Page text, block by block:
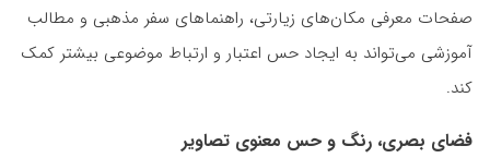
صفحات معرفی مکان‌های زیارتی، راهنماهای سفر مذهبی و مطالب
آموزشی می‌تواند به ایجاد حس اعتبار و ارتباط موضوعی بیشتر کمک
کند.
فضای بصری، رنگ و حس معنوی تصاویر